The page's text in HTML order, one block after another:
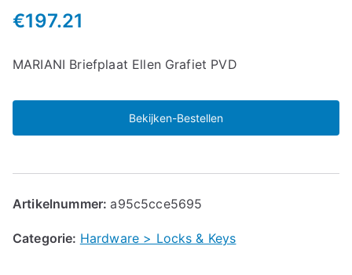
€197.21
MARIANI Briefplaat Ellen Grafiet PVD
Bekijken-Bestellen
Artikelnummer:a95c5cce5695
Categorie: Hardware > Locks & Keys